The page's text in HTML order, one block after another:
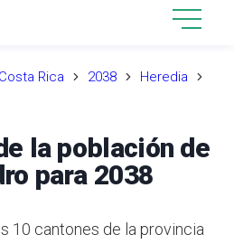
Costa Rica 2038
Heredia
la población de
para 2038
10 cantones de la provincia